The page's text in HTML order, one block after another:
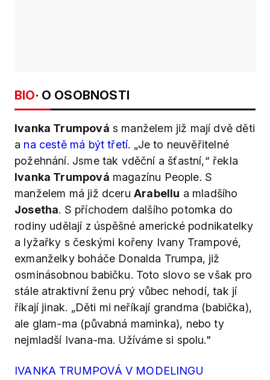
BIO· O OSOBNOSTI
Ivanka Trumpová s manželem již mají dvě děti
a na cestě má být třetí. „Je to neuvěřitelné
požehnání. Jsme tak vděční a šťastní,“ řekla
Ivanka Trumpová magazínu People. S
manželem má již dceru Arabellu a mladšího
Josetha. S příchodem dalšího potomka do
rodiny udělají z úspěšné americké podnikatelky
a lyžařky s českými kořeny Ivany Trampové,
exmanželky boháče Donalda Trumpa, již
osminásobnou babičku. Toto slovo se však pro
stále atraktivní ženu prý vůbec nehodí, tak jí
říkají jinak. „Děti mi neříkají grandma (babička),
ale glam-ma (půvabná maminka), nebo ty
nejmladší Ivana-ma. Užíváme si spolu."
IVANKA TRUMPOVÁ V MODELINGU